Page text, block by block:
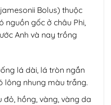
Bolus) thuộc
nguồn gốc ở châu Phi,
Anh và nay trồng
lá dài, lá tròn ngắn
lông nhung màu trắng.
hồng, vàng, vàng da